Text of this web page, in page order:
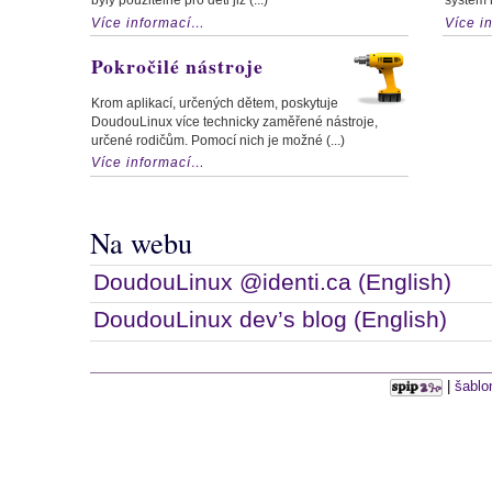
Více informací…
Více
Pokročilé nástroje
Krom aplikací, určených dětem, poskytuje
DoudouLinux více technicky zaměřené nástroje,
určené rodičům. Pomocí nich je možné (...)
Více informací…
Na webu
DoudouLinux @identi.ca (English)
DoudouLinux dev’s blog (English)